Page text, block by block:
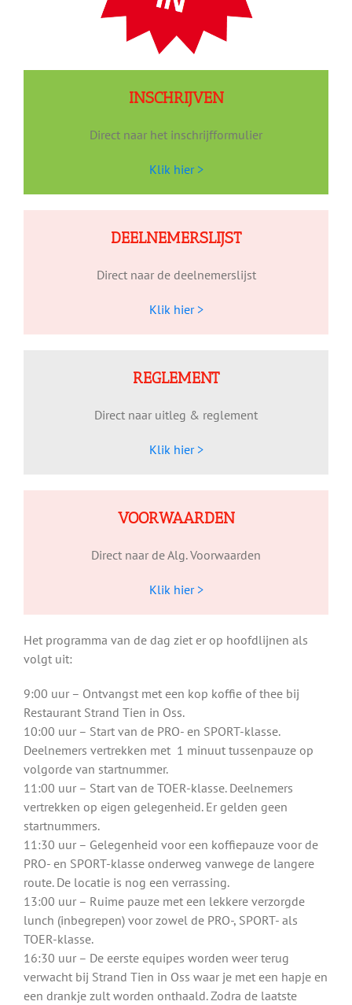
INSCHRIJVEN
Direct naar het inschrijfformulier
Klik hier >
DEELNEMERSLIJST
Direct naar de deelnemerslijst
Klik hier >
REGLEMENT
Direct naar uitleg & reglement
Klik hier >
VOORWAARDEN
Direct naar de Alg. Voorwaarden
Klik hier >
Het programma van de dag ziet er op hoofdlijnen als
volgt uit:
9:00 uur – Ontvangst met een kop koffie of thee bij
Restaurant Strand Tien in Oss.
10:00 uur – Start van de PRO- en SPORT-klasse.
Deelnemers vertrekken met 1 minuut tussenpauze op
volgorde van startnummer.
11:00 uur – Start van de TOER-klasse. Deelnemers
vertrekken op eigen gelegenheid. Er gelden geen
startnummers.
11:30 uur – Gelegenheid voor een koffiepauze voor de
PRO- en SPORT-klasse onderweg vanwege de langere
route. De locatie is nog een verrassing.
13:00 uur – Ruime pauze met een lekkere verzorgde
lunch (inbegrepen) voor zowel de PRO-, SPORT- als
TOER-klasse.
16:30 uur – De eerste equipes worden weer terug
verwacht bij Strand Tien in Oss waar je met een hapje en
een drankje zult worden onthaald. Zodra de laatste